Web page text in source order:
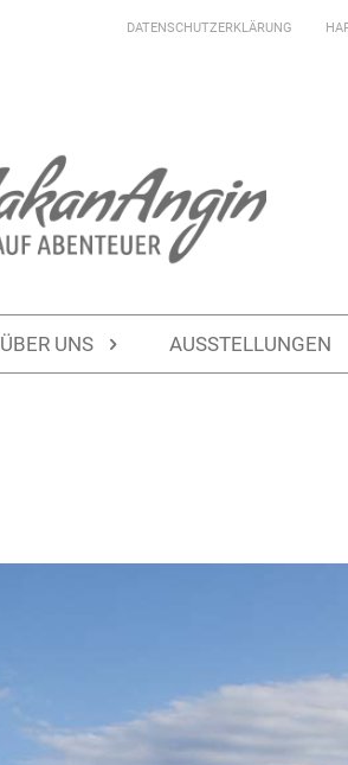
DATENSCHUTZERKLÄRUNG
ÜBER UNS AUSSTELLUNGEN